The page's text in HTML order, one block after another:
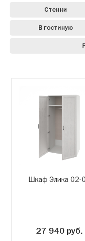
Стенки
В гостиную
Шкаф Элика 02-
27 940 руб.